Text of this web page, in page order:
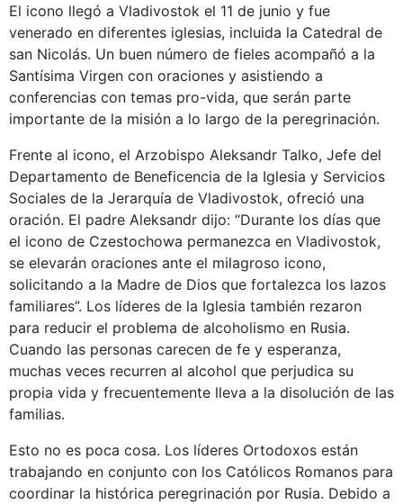
El icono llegó a Vladivostok el 11 de junio y fue
venerado en diferentes iglesias, incluida la Catedral de
san Nicolás. Un buen número de fieles acompañó a la
Santísima Virgen con oraciones y asistiendo a
conferencias con temas pro-vida, que serán parte
importante de la misión a lo largo de la peregrinación.
Frente al icono, el Arzobispo Aleksandr Talko, Jefe del
Departamento de Beneficencia de la Iglesia y Servicios
Sociales de la Jerarquía de Vladivostok, ofreció una
oración. El padre Aleksandr dijo: “Durante los días que
el icono de Czestochowa permanezca en Vladivostok,
se elevarán oraciones ante el milagroso icono,
solicitando a la Madre de Dios que fortalezca los lazos
familiares”. Los líderes de la Iglesia también rezaron
para reducir el problema de alcoholismo en Rusia.
Cuando las personas carecen de fe y esperanza,
muchas veces recurren al alcohol que perjudica su
propia vida y frecuentemente lleva a la disolución de las
familias.
Esto no es poca cosa. Los líderes Ortodoxos están
trabajando en conjunto con los Católicos Romanos para
coordinar la histórica peregrinación por Rusia. Debido a